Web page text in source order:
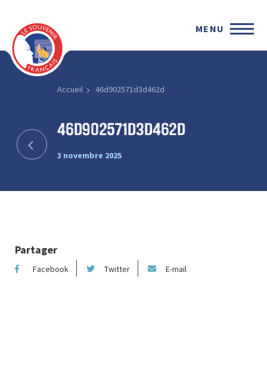
MENU
Accueil 46d902571d3d462d
46d902571d3d462d
3 novembre 2025
Partager
Facebook Twitter E-mail